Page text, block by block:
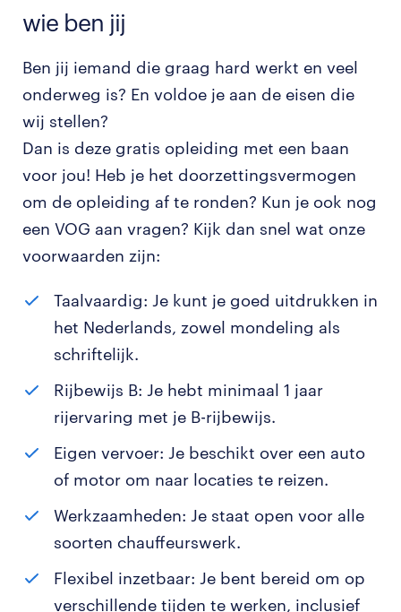
wie ben jij
Ben jij iemand die graag hard werkt en veel
onderweg is? En voldoe je aan de eisen die
wij stellen?
Dan is deze gratis opleiding met een baan
voor jou! Heb je het doorzettingsvermogen
om de opleiding af te ronden? Kun je ook nog
een VOG aan vragen? Kijk dan snel wat onze
voorwaarden zijn:
Taalvaardig: Je kunt je goed uitdrukken in
het Nederlands, zowel mondeling als
schriftelijk.
Rijbewijs B: Je hebt minimaal 1 jaar
rijervaring met je B-rijbewijs.
Eigen vervoer: Je beschikt over een auto
of motor om naar locaties te reizen.
Werkzaamheden: Je staat open voor alle
soorten chauffeurswerk.
Flexibel inzetbaar: Je bent bereid om op
verschillende tijden te werken, inclusief